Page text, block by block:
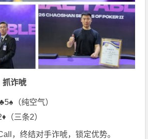
抓诈唬
（纯空气）
（三条2）
，终结对手诈唬，锁定优势。